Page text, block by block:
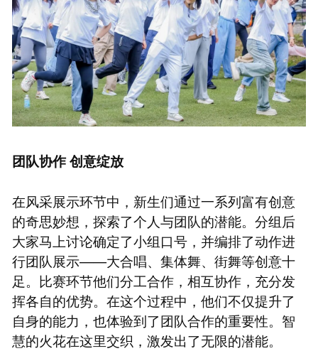
团队协作 创意绽放
在风采展示环节中，新生们通过一系列富有创意
的奇思妙想，探索了个人与团队的潜能。分组后
大家马上讨论确定了小组口号，并编排了动作进
行团队展示——大合唱、集体舞、街舞等创意十
足。比赛环节他们分工合作，相互协作，充分发
挥各自的优势。在这个过程中，他们不仅提升了
自身的能力，也体验到了团队合作的重要性。智
慧的火花在这里交织，激发出了无限的潜能。